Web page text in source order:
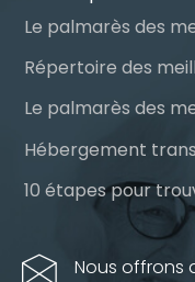
Répertoire des
Hébergement
Nous offrons